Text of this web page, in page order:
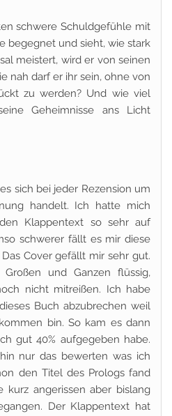
schwere Schuldgefühle mit
begegnet und sieht, wie stark
meistert, wird er von seinen
nah darf er ihr sein, ohne von
zu werden? Und wie viel
Geheimnisse ans Licht
sich bei jeder Rezension um
handelt. Ich hatte mich
Klappentext so sehr auf
schwerer fällt es mir diese
Cover gefällt mir sehr gut.
und Ganzen flüssig,
nicht mitreißen. Ich habe
Buch abzubrechen weil
bin. So kam es dann
gut 40% aufgegeben habe.
nur das bewerten was ich
den Titel des Prologs fand
kurz angerissen aber bislang
Der Klappentext hat